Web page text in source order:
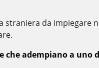
straniera da impiegare
che adempiano a uno